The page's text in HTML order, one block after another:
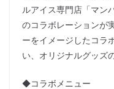
ルアイス専門店「マン
のコラボレーションが
ーをイメージしたコラ
い、オリジナルグッズ
◆コラボメニュー